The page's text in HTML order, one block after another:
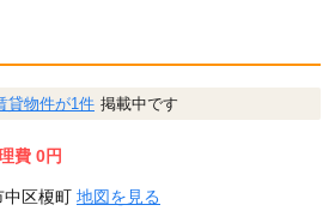
貸物件が1件 掲載中です
費 0円
中区榎町 地図を見る